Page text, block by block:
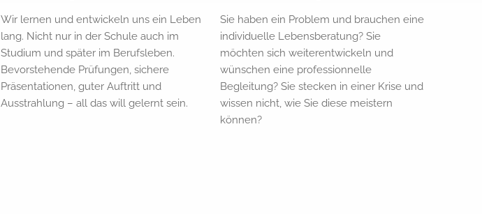
Wir lernen und entwickeln uns ein Leben
lang. Nicht nur in der Schule auch im
Studium und später im Berufsleben.
Bevorstehende Prüfungen, sichere
Präsentationen, guter Auftritt und
Ausstrahlung – all das will gelernt sein.
Sie haben ein Problem und brauchen eine
individuelle Lebensberatung? Sie
möchten sich weiterentwickeln und
wünschen eine professionnelle
Begleitung? Sie stecken in einer Krise und
wissen nicht, wie Sie diese meistern
können?